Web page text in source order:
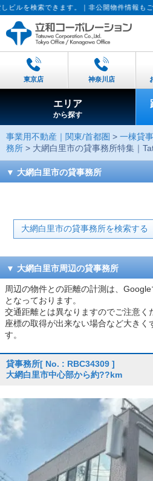
公開物件情報もございます。｜千葉県大
東京店 神奈川店
エリア
から探す
事業用不動産｜関東/首都圏 > 一棟貸
務所 > 大網白里市の貸事務所特集｜
大網白里市の貸事務所
大網白里市の貸事務所を検索する
大網白里市周辺の貸事務所
周辺の物件との距離の計測は、
となっております。
交通距離とは異なりますのでご注意く
座標の取得が出来ない場合など大きく
す。
貸事務所[ No. : RBC34309 ]
大網白里市中心部から約??km